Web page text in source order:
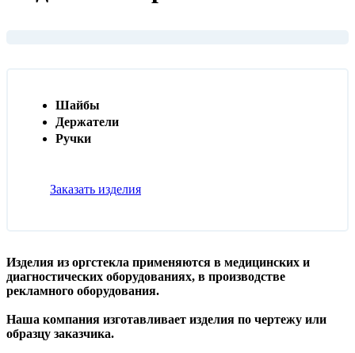
Шайбы
Держатели
Ручки
Заказать изделия
Изделия из оргстекла применяются в медицинских и
диагностических оборудованиях, в производстве
рекламного оборудования.
Наша компания изготавливает изделия по чертежу или
образцу заказчика.